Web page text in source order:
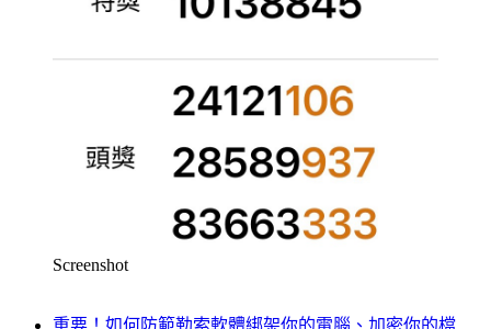
Screenshot
重要！如何防範勒索軟體綁架你的電腦、加密你的檔